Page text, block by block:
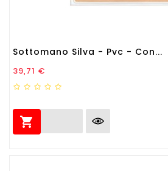
Sottomano Silva - Pvc - Con...
Prezzo
39,71 €
